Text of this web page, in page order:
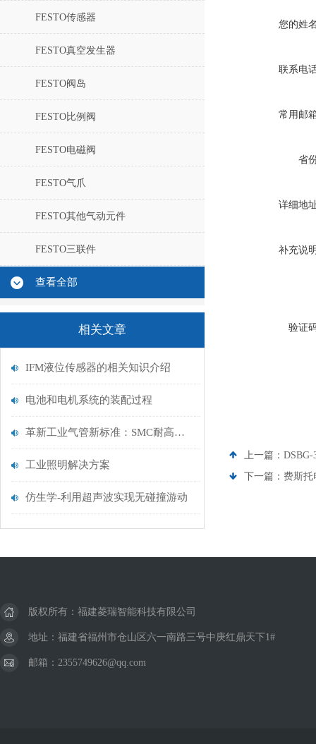
FESTO传感器
FESTO真空发生器
FESTO阀岛
FESTO比例阀
FESTO电磁阀
FESTO气爪
FESTO其他气动元件
FESTO三联件
查看全部
相关文章
IFM液位传感器的相关知识介绍
电池和电机系统的装配过程
革新工业气管新标准：SMC耐高温气管，耐高温耐腐蚀，打造高效流体传输系统
工业照明解决方案
仿生学-利用超声波实现无碰撞游动
您的姓
联系电
常用邮
省
详细地
补充说
验证
上一篇： DSBG-
下一篇： 费斯托
版权所有：福建菱瑞智能科技有限公司
地址：福建省福州市仓山区六一南路三号中庚红鼎天下1#
邮箱：2355749626@qq.com